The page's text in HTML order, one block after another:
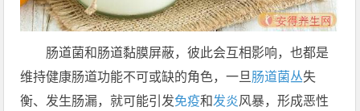
肠道菌和肠道黏膜屏蔽，彼此会互相影响，也都是
维持健康肠道功能不可或缺的角色，一旦 肠道菌丛失
衡、发生肠漏，就可能引发免疫和发炎风暴，形成恶性